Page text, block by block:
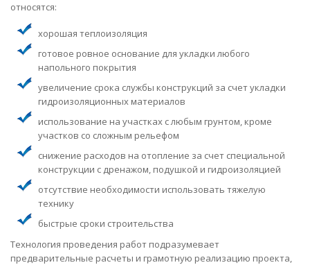
относятся:
хорошая теплоизоляция
готовое ровное основание для укладки любого
напольного покрытия
увеличение срока службы конструкций за счет укладки
гидроизоляционных материалов
использование на участках с любым грунтом, кроме
участков со сложным рельефом
снижение расходов на отопление за счет специальной
конструкции с дренажом, подушкой и гидроизоляцией
отсутствие необходимости использовать тяжелую
технику
быстрые сроки строительства
Технология проведения работ подразумевает
предварительные расчеты и грамотную реализацию проекта,